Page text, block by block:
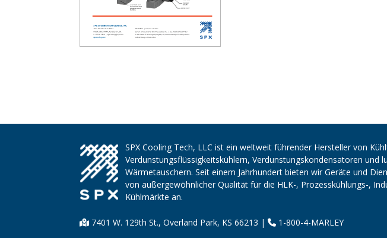
SPX Cooling Tech, LLC ist ein weltweit führender Hersteller von
Verdunstungsflüssigkeitskühlern, Verdunstungskondensatoren und
Wärmetauschern. Seit einem Jahrhundert bieten wir Geräte und
von außergewöhnlicher Qualität für die HLK-, Prozesskühlungs-,
Kühlmärkte an.
7401 W. 129th St., Overland Park, KS 66213 | 1-800-4-MARLEY